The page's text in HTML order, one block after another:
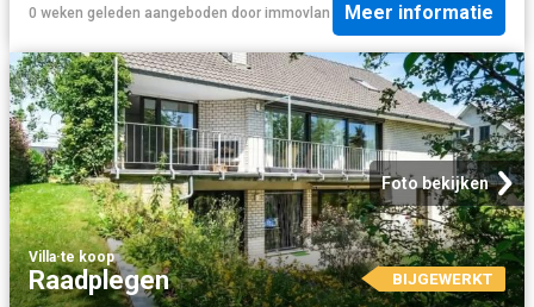
0 weken geleden aangeboden door immovlan Meer informatie
Foto bekijken
Villa·te koop
Raadplegen BIJGEWERKT